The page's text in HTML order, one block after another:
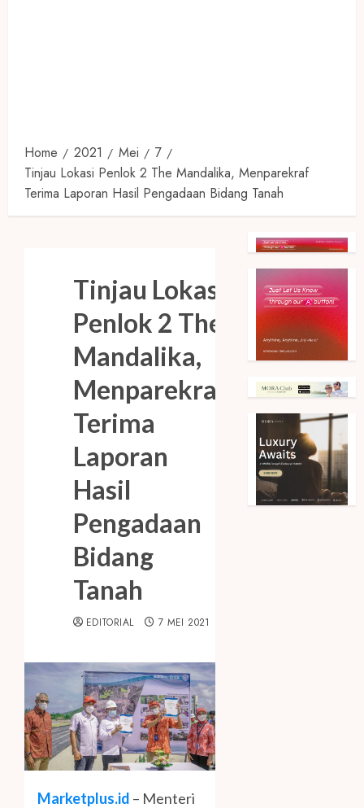
Home 2021 Mei
7
Tinjau Lokasi Penlok 2 The Mandalika, Menparekraf
Terima Laporan Hasil Pengadaan Bidang Tanah
Tinjau Lokasi
Penlok 2 The
Mandalika,
Menparekraf
Terima
Laporan
Hasil
Pengadaan
Bidang
Tanah
EDITORIAL 7 MEI 2021
Marketplus.id – Menteri